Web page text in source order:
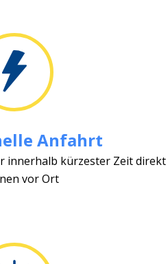
Anfahrt
innerhalb kürzester Zeit direkt
vor Ort